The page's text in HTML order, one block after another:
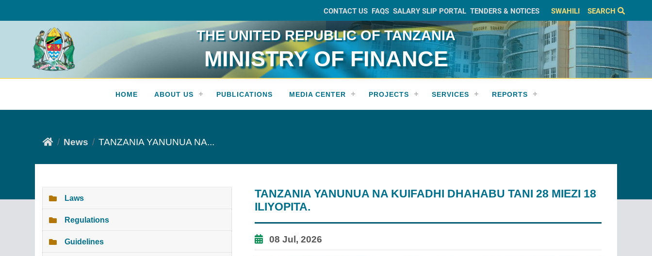
CONTACT US FAQS SALARY SLIP PORTAL TENDERS & NOTICES SWAHILI SEARCH
THE UNITED REPUBLIC OF TANZANIA
MINISTRY OF FINANCE
HOME ABOUT US PUBLICATIONS MEDIA CENTER PROJECTS SERVICES REPORTS
News TANZANIA YANUNUA NA...
Laws
Regulations
Guidelines
TANZANIA YANUNUA NA KUIFADHI DHAHABU TANI 28 MIEZI 18
ILIYOPITA.
08 Jul, 2026